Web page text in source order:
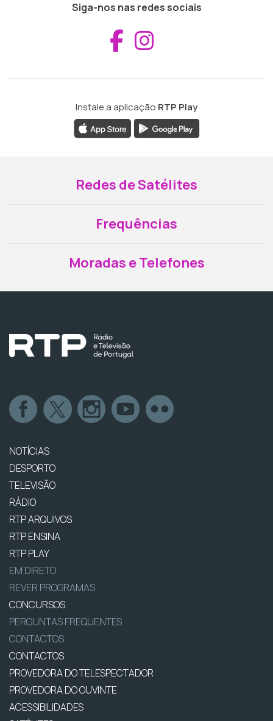
Siga-nos nas redes sociais
Aceder ao
Instale a aplicação RTP Play
Redes de Satélites
Frequências
Moradas e Telefones
NOTÍCIAS
DESPORTO
TELEVISÃO
RÁDIO
RTP ARQUIVOS
RTP ENSINA
RTP PLAY
EM DIRETO
REVER PROGRAMAS
CONCURSOS
PERGUNTAS FREQUENTES
CONTACTOS
CONTACTOS
PROVEDORA DO TELESPECTADOR
PROVEDORA DO OUVINTE
ACESSIBILIDADES